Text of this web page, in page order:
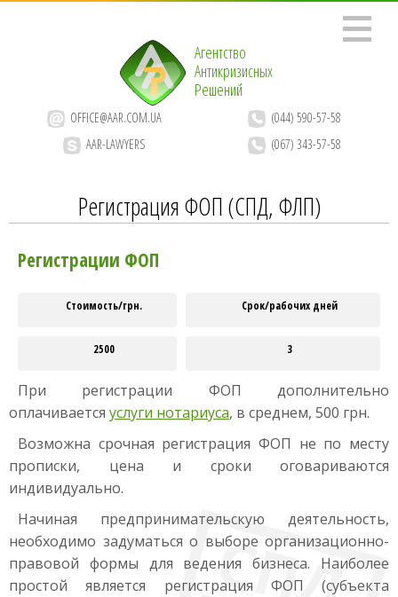
Агентство
Антикризисных
Решений
OFFICE@AAR.COM.UA
(044) 590-57-58
AAR-LAWYERS
(067) 343-57-58
Регистрация ФОП (СПД, ФЛП)
Регистрации ФОП
Стоимость/грн. Срок/рабочих дней
2500 3
При регистрации ФОП дополнительно
оплачивается услуги нотариуса, в среднем, 500 грн.
Возможна срочная регистрация ФОП не по месту
прописки, цена и сроки оговариваются
индивидуально.
Начиная предпринимательскую деятельность,
необходимо задуматься о выборе организационно-
правовой формы для ведения бизнеса. Наиболее
простой является регистрация ФОП (субъекта